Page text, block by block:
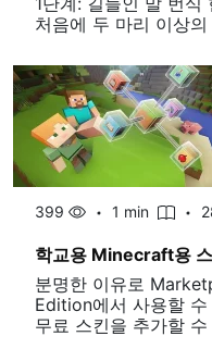
처음에 두 마리 이상
399 1 min
학교용 Minecraft용
분명한 이유로
Edition에서 사용할
무료 스킨을 추가할 수